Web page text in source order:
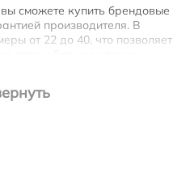
сможете купить брендовые
производителя. В
от 22 до 40, что позволяет
выбором обуви –
цветовых